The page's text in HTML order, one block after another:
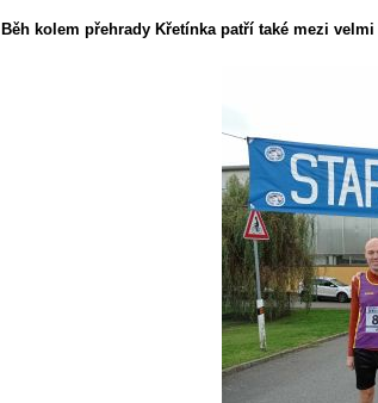
Běh kolem přehrady Křetínka patří také mezi